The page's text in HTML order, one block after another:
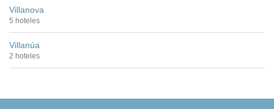
Villanova
5 hoteles
Villanúa
2 hoteles